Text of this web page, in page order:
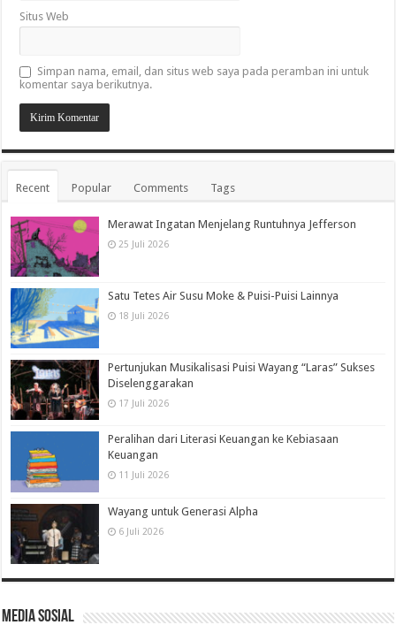
Situs Web
Simpan nama, email, dan situs web saya pada peramban ini untuk
komentar saya berikutnya.
Recent Popular Comments Tags
Merawat Ingatan Menjelang Runtuhnya Jefferson
25 Juli 2026
Satu Tetes Air Susu Moke & Puisi-Puisi Lainnya
18 Juli 2026
Pertunjukan Musikalisasi Puisi Wayang “Laras” Sukses
Diselenggarakan
17 Juli 2026
Peralihan dari Literasi Keuangan ke Kebiasaan
Keuangan
11 Juli 2026
Wayang untuk Generasi Alpha
6 Juli 2026
Media Sosial